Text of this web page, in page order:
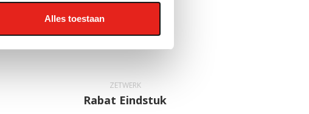
Alles toestaan
ZETWERK
Rabat Eindstuk